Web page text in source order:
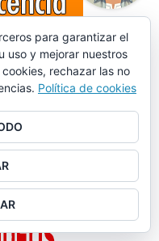
Y COMUNICACIONES
para garantizar el
uso y mejorar nuestros
rechazar las no
Política de cookies